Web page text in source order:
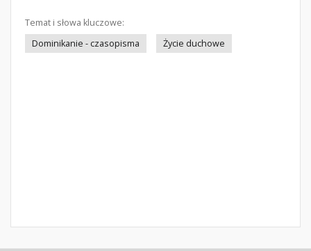
Temat i słowa kluczowe:
Dominikanie - czasopisma
Życie duchowe